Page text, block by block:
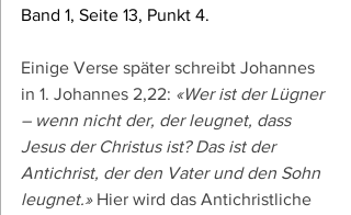
Band 1, Seite 13, Punkt 4.
Einige Verse später schreibt Johannes
in 1. Johannes 2,22: «Wer ist der Lügner
– wenn nicht der, der leugnet, dass
Jesus der Christus ist? Das ist der
Antichrist, der den Vater und den Sohn
leugnet.» Hier wird das Antichristliche